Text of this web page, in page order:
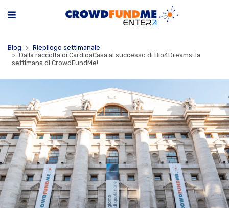
Blog
Riepilogo settimanale
Dalla raccolta di CardioaCasa al successo di Bio4Dreams: la
settimana di CrowdFundMe!